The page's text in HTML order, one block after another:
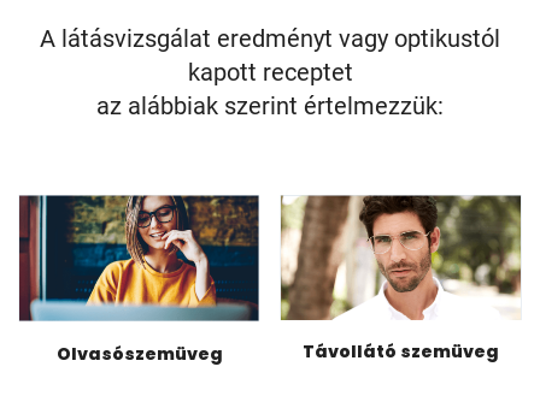
A látásvizsgálat eredményt vagy optikustól
kapott receptet
az alábbiak szerint értelmezzük:
Olvasószemüveg Távollátó szemüveg